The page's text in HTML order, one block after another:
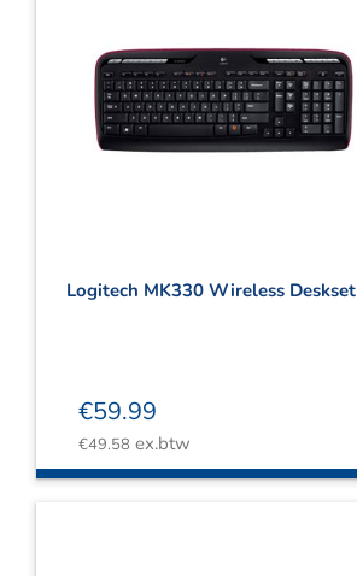
Logitech MK330 Wireless Deskset
€59.99
€49.58 ex.btw